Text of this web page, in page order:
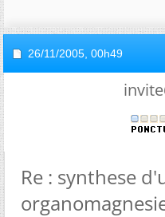
26/11/2005, 00h49
Re : synthese